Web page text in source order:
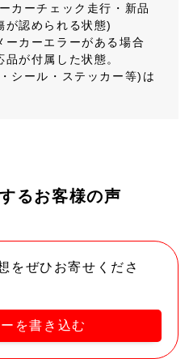
カーチェック走行・新品
が認められる状態)
ーカーエラーがある場合
が付属した状態。
シール・ステッカー等)は
るお客様の声
をぜひお寄せくださ
を書き込む